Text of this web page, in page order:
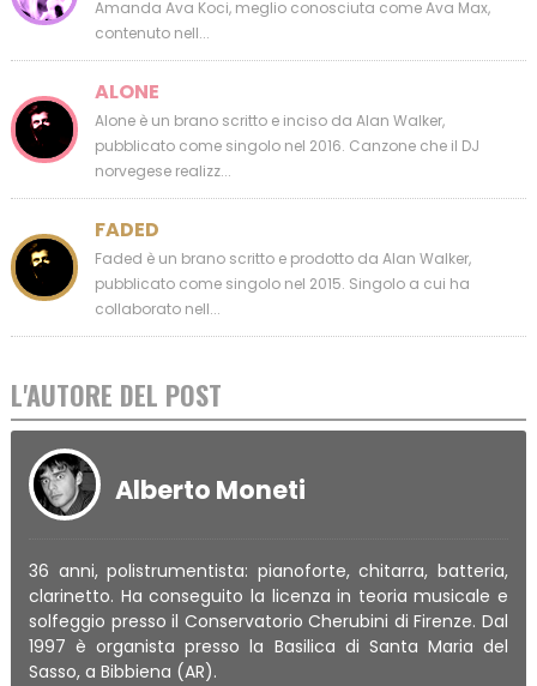
Amanda Ava Koci, meglio conosciuta come Ava Max,
contenuto nell...
ALONE
Alone è un brano scritto e inciso da Alan Walker,
pubblicato come singolo nel 2016. Canzone che il DJ
norvegese realizz...
FADED
Faded è un brano scritto e prodotto da Alan Walker,
pubblicato come singolo nel 2015. Singolo a cui ha
collaborato nell...
L'AUTORE DEL POST
Alberto Moneti
36 anni, polistrumentista: pianoforte, chitarra, batteria,
clarinetto. Ha conseguito la licenza in teoria musicale e
solfeggio presso il Conservatorio Cherubini di Firenze. Dal
1997 è organista presso la Basilica di Santa Maria del
Sasso, a Bibbiena (AR).